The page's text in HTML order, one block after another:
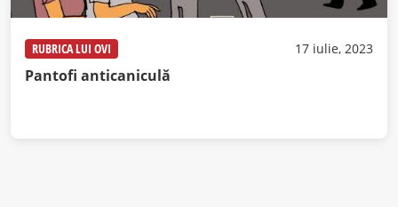
RUBRICA LUI OVI 17 iulie, 2023
Pantofi anticaniculă